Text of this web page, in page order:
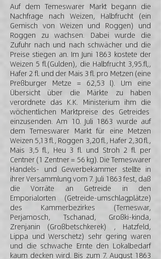
Auf dem Temeswarer Markt begann die
Nachfrage nach Weizen, Halbfrucht (ein
Gemisch von Weizen und Roggen) und
Roggen zu wachsen. Dabei wurde die
Zufuhr nach und nach schwächer und die
Preise stiegen an. Im Juni 1863 kostete der
Weizen 5 fl.(Gulden), die Halbfrucht 3,95.fl,,
Hafer 2 fl. und der Mais 3 fl. pro Metzen (eine
Preßburger Metze = 62,53 l). Um eine
Übersicht über die Märkte zu haben
verordnete das K.K. Ministerium ihm die
wöchentlichen Marktpreise des Getreides
einzusenden. Am 10. Juli 1863 wurde auf
dem Temeswarer Markt für eine Metzen
Weizen 5,13 fl., Roggen 3,20 fl., Hafer 2,30 fl.,
Mais 3,5 fl., Heu 3 fl. und Stroh 2 fl. per
Centner (1 Zentner = 56 kg). Die Temeswarer
Handels- und Gewerbekammer stellte in
ihrer Versammlung vom 7. Juli 1863 fest, daß
die Vorräte an Getreide in den
Emporialorten (Getreide-umschlagplätze)
des Kammerbezirkes (Temeswar,
Perjamosch, Tschanad, Großki-kinda,
Zrenjanin (Großbetschkerek) , Hatzfeld,
Lippa und Werschetz) sehr gering waren
und die schwache Ernte den Lokalbedarf
kaum decken wird. Bis zum 7. August 1863